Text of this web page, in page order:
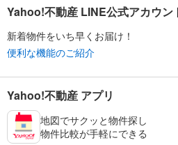
Yahoo!不動産 LINE公式アカウン
新着物件をいち早くお届け！
便利な機能のご紹介
Yahoo!不動産 アプリ
地図でサクッと物件探し
物件比較が手軽にできる